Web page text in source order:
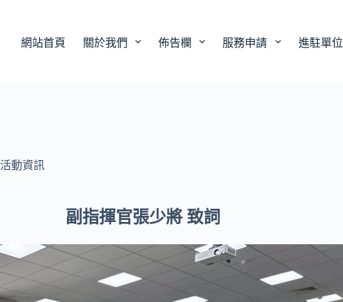
網站首頁 關於我們 佈告欄 服務申請 進駐單位
活動資訊
副指揮官張少將 致詞